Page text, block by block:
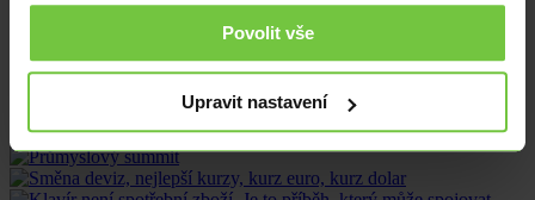
Povolit vše
Upravit nastavení
tržeb vidíme na Kypru (+8,3 %) nebo v Lucembursku (+6,8 %).